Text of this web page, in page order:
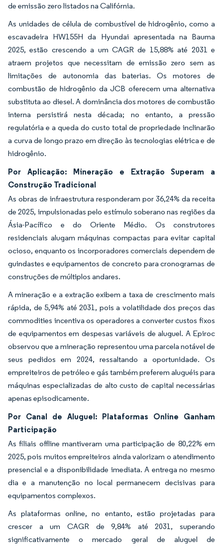
de emissão zero listados na Califórnia.
As unidades de célula de combustível de hidrogênio, como a
escavadeira HW155H da Hyundai apresentada na Bauma
2025, estão crescendo a um CAGR de 15,88% até 2031 e
atraem projetos que necessitam de emissão zero sem as
limitações de autonomia das baterias. Os motores de
combustão de hidrogênio da JCB oferecem uma alternativa
substituta ao diesel. A dominância dos motores de combustão
interna persistirá nesta década; no entanto, a pressão
regulatória e a queda do custo total de propriedade inclinarão
a curva de longo prazo em direção às tecnologias elétrica e de
hidrogênio.
Por Aplicação: Mineração e Extração Superam a
Construção Tradicional
As obras de infraestrutura responderam por 36,24% da receita
de 2025, impulsionadas pelo estímulo soberano nas regiões da
Ásia-Pacífico e do Oriente Médio. Os construtores
residenciais alugam máquinas compactas para evitar capital
ocioso, enquanto os incorporadores comerciais dependem de
guindastes e equipamentos de concreto para cronogramas de
construções de múltiplos andares.
A mineração e a extração exibem a taxa de crescimento mais
rápida, de 5,94% até 2031, pois a volatilidade dos preços das
commodities incentiva os operadores a converter custos fixos
de equipamentos em despesas variáveis de aluguel. A Epiroc
observou que a mineração representou uma parcela notável de
seus pedidos em 2024, ressaltando a oportunidade. Os
empreiteiros de petróleo e gás também preferem aluguéis para
máquinas especializadas de alto custo de capital necessárias
apenas episodicamente.
Por Canal de Aluguel: Plataformas Online Ganham
Participação
As filiais offline mantiveram uma participação de 80,22% em
2025, pois muitos empreiteiros ainda valorizam o atendimento
presencial e a disponibilidade imediata. A entrega no mesmo
dia e a manutenção no local permanecem decisivas para
equipamentos complexos.
As plataformas online, no entanto, estão projetadas para
crescer a um CAGR de 9,84% até 2031, superando
significativamente o mercado geral de aluguel de